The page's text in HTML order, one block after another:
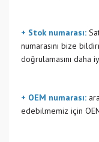
+ Stok numarası:
numarasını bize
doğrulamasını daha
+ OEM numarası:
edebilmemiz için